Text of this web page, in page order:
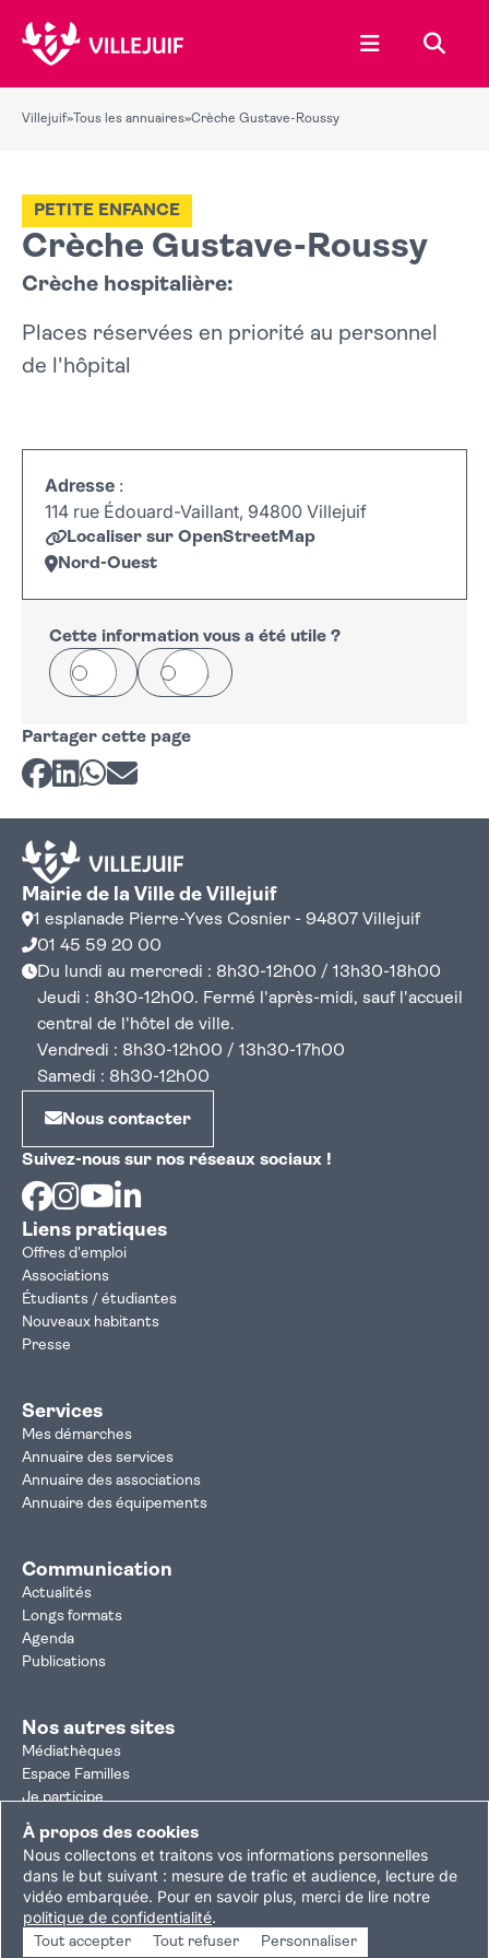
À propos des cookies
Nous collectons et traitons vos informations personnelles
dans le but suivant : mesure de trafic et audience, lecture de
vidéo embarquée. Pour en savoir plus, merci de lire notre
politique de confidentialité.
Tout accepter Tout refuser Personnaliser
Ouvrir le
Villejuif» Tous les annuaires»Crèche Gustave-Roussy
Crèche Gustave-Roussy
PETITE ENFANCE
Crèche hospitalière:
Places réservées en priorité au personnel
de l'hôpital
Adresse :
114 rue Édouard-Vaillant, 94800 Villejuif
Localiser sur OpenStreetMap
Nord-Ouest
+
−
Cette information vous a été utile ?
Oui Non
Partager cette page
Partager sur Facebook
Partager sur LinkedIn
Partager sur Whatsapp
Partager par courriel
Mairie de la Ville de Villejuif
1 esplanade Pierre-Yves Cosnier - 94807 Villejuif
01 45 59 20 00
Du lundi au mercredi : 8h30-12h00 / 13h30-18h00
Jeudi : 8h30-12h00. Fermé l'après-midi, sauf l'accueil
central de l'hôtel de ville.
Vendredi : 8h30-12h00 / 13h30-17h00
Samedi : 8h30-12h00
Nous contacter
Suivez-nous sur nos réseaux sociaux !
Facebook
Instagram
Youtube
Liens pratiques
Offres d'emploi
Associations
Étudiants / étudiantes
Nouveaux habitants
Presse
Services
Mes démarches
Annuaire des services
Annuaire des associations
Annuaire des équipements
Communication
Actualités
Longs formats
Agenda
Publications
Nos autres sites
Médiathèques
Espace Familles
Je participe
Autorisation d'urbanisme
Résultats électoraux
Plan du site Nous contacterMentions légales
Politique de confidentialitéAccessibilité : partiellement conforme
Gestion des cookies
Copyright © 2026 Ville de Villejuif